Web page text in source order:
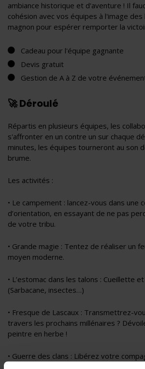
ambiance historique et d'aventure ! Il
cohésion avec vos équipes à l'image
magnon pour espérer remporter la
Cadeau pour l'équipe gagnante
Devis gratuit
Gestion de A à Z de votre
🚀 Déroulé
Répartis en plusieurs équipes, les
s'affronter en un contre un sur chaque
minutes, les équipes tourneront au son
brume.
Les activités :
• Le campement : lancez-vous dans une
d’orientation, en essayant de ne pas
de votre tribu.
• Grande magie : Tentez de réaliser un
moyen moderne.
• L’estomac dans les talons : Cueillette
(Sarbacane, insectes…)
• Fresque de Lascaux : Transmettrez-
travers les prochains millénaires ?
peintre en herbe !
• Guerre des clans : Libérez votre